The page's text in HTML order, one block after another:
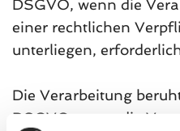
DSGVO, wenn die
einer rechtlichen
unterliegen,
Die Verarbeitung
DSGVO, wenn die